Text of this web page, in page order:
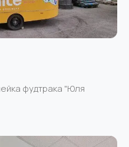
фудтрака "Юля